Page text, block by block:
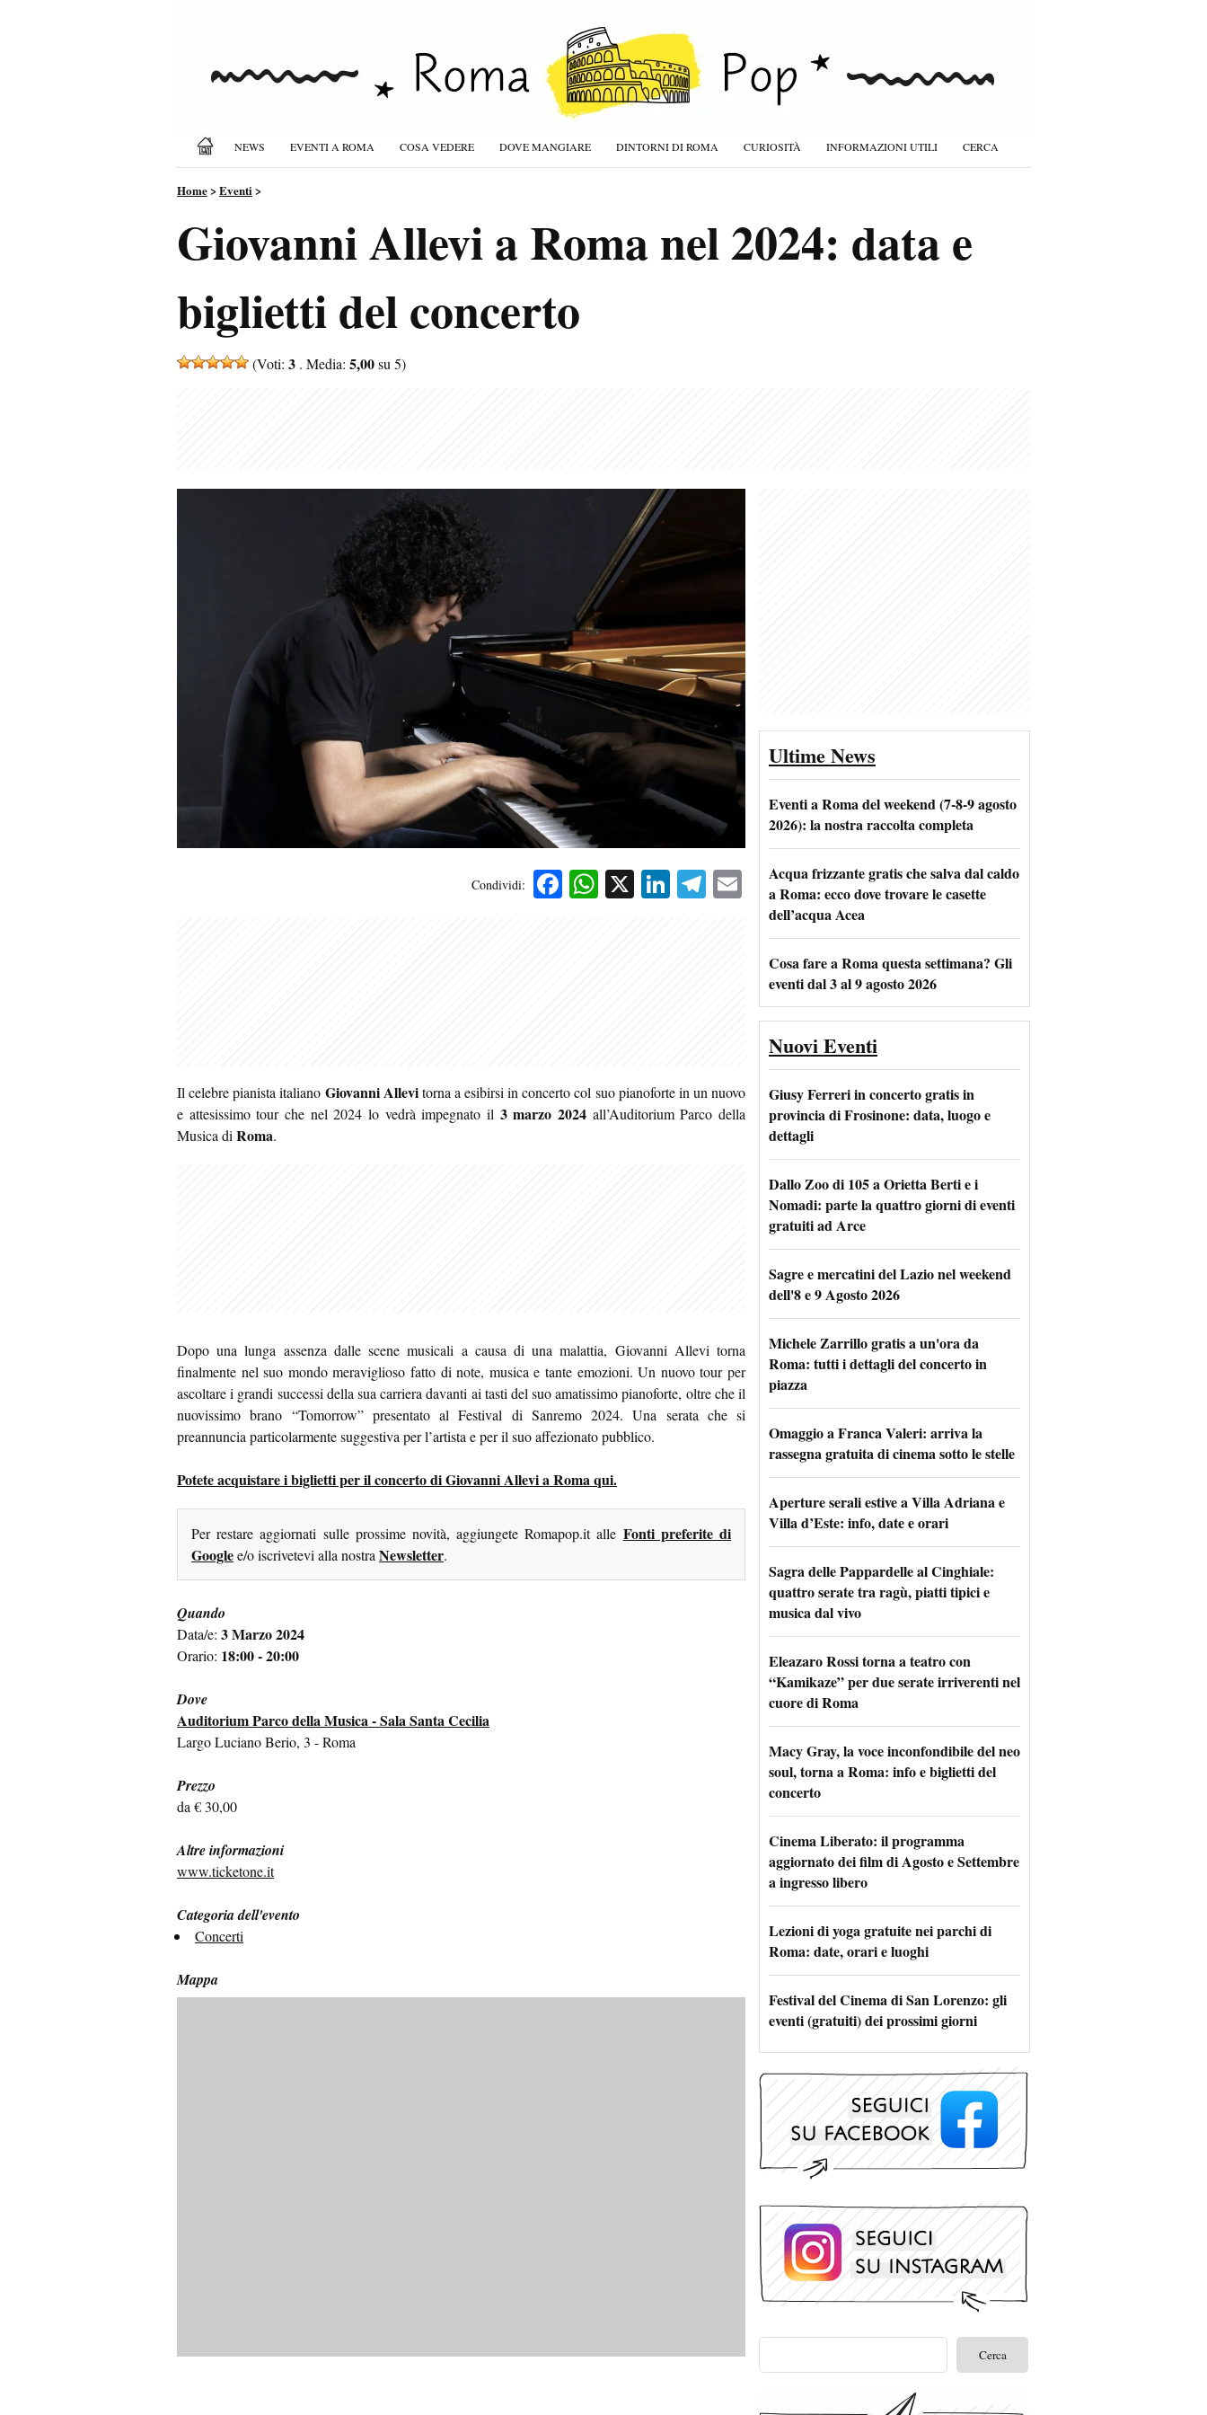
NEWS EVENTI A ROMA COSA VEDERE DOVE MANGIARE DINTORNI DI ROMA CURIOSITÀ INFORMAZIONI UTILI CERCA
Home>Eventi>
Giovanni Allevi a Roma nel 2024: data e
biglietti del concerto
(Voti: 3 . Media: 5,00su 5)
Condividi: Facebook
WhatsApp
X LinkedIn
Telegram
Email
Il celebre pianista italiano Giovanni Allevitorna a esibirsi in concerto col suo pianoforte in un nuovo
e attesissimo tour che nel 2024 lo vedrà impegnato il 3 marzo 2024 all’Auditorium Parco della
Musica diRoma.
Dopo una lunga assenza dalle scene musicali a causa di una malattia, Giovanni Allevi torna
finalmente nel suo mondo meraviglioso fatto di note, musica e tante emozioni. Un nuovo tour per
ascoltare i grandi successi della sua carriera davanti ai tasti del suo amatissimo pianoforte, oltre che il
nuovissimo brano “Tomorrow” presentato al Festival di Sanremo 2024. Una serata che si
preannuncia particolarmente suggestiva per l’artista e per il suo affezionato pubblico.
Potete acquistare i biglietti per il concerto di Giovanni Allevi a Roma qui.
Per restare aggiornati sulle prossime novità, aggiungete Romapop.it alle Fonti preferite di
Googlee/o iscrivetevi alla nostraNewsletter.
Quando
Data/e: 3 Marzo 2024
Orario: 18:00 - 20:00
Dove
Auditorium Parco della Musica - Sala Santa Cecilia
Largo Luciano Berio, 3 - Roma
Prezzo
da € 30,00
Altre informazioni
www.ticketone.it
Categoria dell'evento
Concerti
Mappa
Ultime News
Eventi a Roma del weekend (7-8-9 agosto
2026): la nostra raccolta completa
Acqua frizzante gratis che salva dal caldo
a Roma: ecco dove trovare le casette
dell’acqua Acea
Cosa fare a Roma questa settimana? Gli
eventi dal 3 al 9 agosto 2026
Nuovi Eventi
Giusy Ferreri in concerto gratis in
provincia di Frosinone: data, luogo e
dettagli
Dallo Zoo di 105 a Orietta Berti e i
Nomadi: parte la quattro giorni di eventi
gratuiti ad Arce
Sagre e mercatini del Lazio nel weekend
dell'8 e 9 Agosto 2026
Michele Zarrillo gratis a un'ora da
Roma: tutti i dettagli del concerto in
piazza
Omaggio a Franca Valeri: arriva la
rassegna gratuita di cinema sotto le stelle
Aperture serali estive a Villa Adriana e
Villa d’Este: info, date e orari
Sagra delle Pappardelle al Cinghiale:
quattro serate tra ragù, piatti tipici e
musica dal vivo
Eleazaro Rossi torna a teatro con
“Kamikaze” per due serate irriverenti nel
cuore di Roma
Macy Gray, la voce inconfondibile del neo
soul, torna a Roma: info e biglietti del
concerto
Cinema Liberato: il programma
aggiornato dei film di Agosto e Settembre
a ingresso libero
Lezioni di yoga gratuite nei parchi di
Roma: date, orari e luoghi
Festival del Cinema di San Lorenzo: gli
eventi (gratuiti) dei prossimi giorni